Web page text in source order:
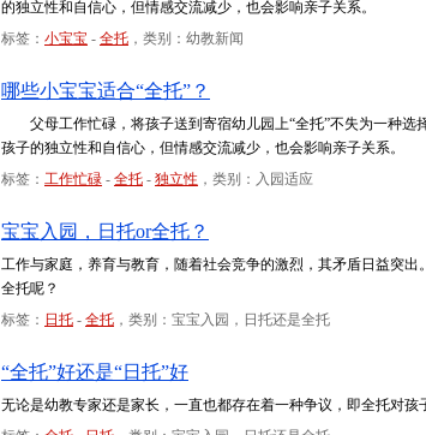
的独立性和自信心，但情感交流减少，也会影响亲子关系。
标签： 小宝宝 - 全托 ，类别：幼教新闻
哪些小宝宝适合“全托”？
父母工作忙碌，将孩子送到寄宿幼儿园上“全托”不失为一种选
孩子的独立性和自信心，但情感交流减少，也会影响亲子关系。
标签： 工作忙碌 - 全托 - 独立性 ，类别：入园适应
宝宝入园，日托or全托？
工作与家庭，养育与教育，随着社会竞争的激烈，其矛盾日益突
全托呢？
标签： 日托 - 全托 ，类别：宝宝入园，日托还是全托
“全托”好还是“日托”好
无论是幼教专家还是家长，一直也都存在着一种争议，即全托对孩